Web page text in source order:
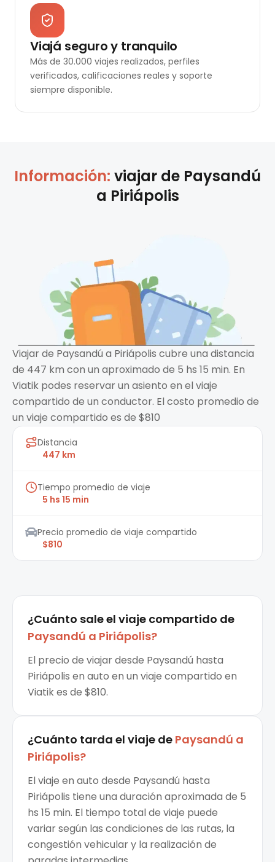
Viajá seguro y tranquilo
Más de 30.000 viajes realizados, perfiles
verificados, calificaciones reales y soporte
siempre disponible.
Información: viajar de Paysandú
a Piriápolis
Viajar de Paysandú a Piriápolis cubre una distancia
de 447 km con un aproximado de 5 hs 15 min. En
Viatik podes reservar un asiento en el viaje
compartido de un conductor. El costo promedio de
un viaje compartido es de $810
Distancia
447 km
Tiempo promedio de viaje
5 hs 15 min
Precio promedio de viaje compartido
$810
¿Cuánto sale el viaje compartido de
Paysandú a Piriápolis?
El precio de viajar desde Paysandú hasta
Piriápolis en auto en un viaje compartido en
Viatik es de $810.
¿Cuánto tarda el viaje de Paysandú a
Piriápolis?
El viaje en auto desde Paysandú hasta
Piriápolis tiene una duración aproximada de 5
hs 15 min. El tiempo total de viaje puede
variar según las condiciones de las rutas, la
congestión vehicular y la realización de